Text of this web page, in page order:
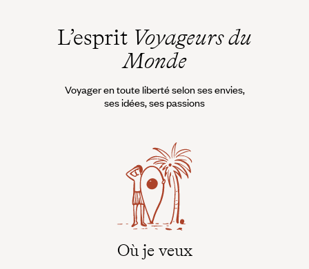
L’esprit Voyageurs du
Monde
Voyager en toute liberté selon ses envies,
ses idées, ses passions
Où je veux